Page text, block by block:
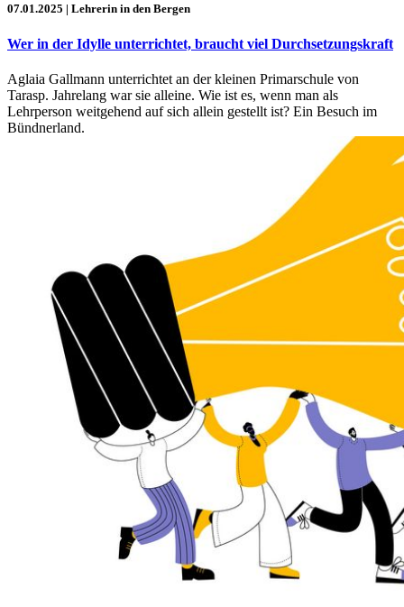
07.01.2025 | Lehrerin in den Bergen
Wer in der Idylle unterrichtet, braucht viel Durchsetzungskraft
Aglaia Gallmann unterrichtet an der kleinen Primarschule von
Tarasp. Jahrelang war sie alleine. Wie ist es, wenn man als
Lehrperson weitgehend auf sich allein gestellt ist? Ein Besuch im
Bündnerland.